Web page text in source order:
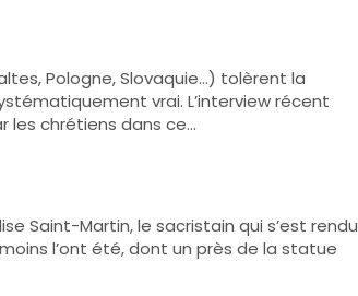
Pologne, Slovaquie…) tolèrent la
vrai. L’interview récent
les chrétiens dans ce…
Saint-Martin, le sacristain qui s’est rendu
l’ont été, dont un près de la statue